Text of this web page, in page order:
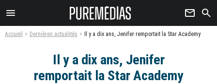
menu newsletter search
Accueil Dernières actualités Il y a dix ans, Jenifer remportait la Star Academy
Il y a dix ans, Jenifer
remportait la Star Academy